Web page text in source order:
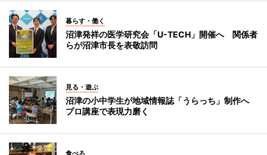
暮らす・働く
沼津発祥の医学研究会「U-TECH」開催へ 関係者
らが沼津市長を表敬訪問
見る・遊ぶ
沼津の小中学生が地域情報誌「うらっち」制作へ
プロ講座で表現力磨く
食べる